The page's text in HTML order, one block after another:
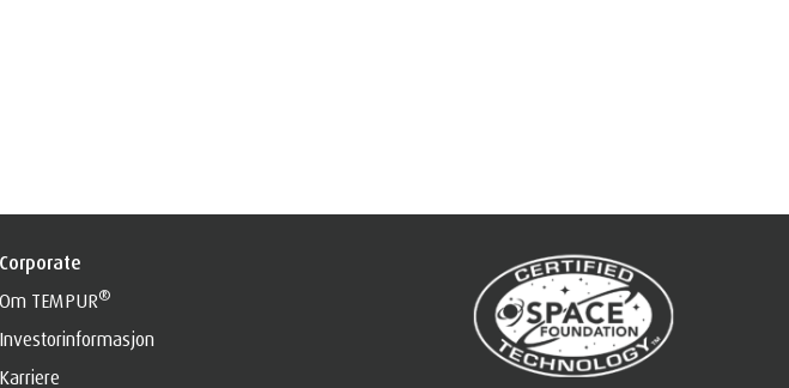
Corporate
Om TEMPUR®
Investorinformasjon
Karriere